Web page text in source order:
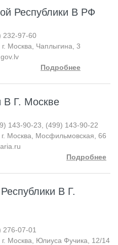
Республики В РФ
232-97-60
Москва, Чаплыгина, 3
Подробнее
В Г. Москве
143-90-23, (499) 143-90-22
Москва, Мосфильмовская, 66
Подробнее
В Г.
07-01
Москва, Юлиуса Фучика, 12/14